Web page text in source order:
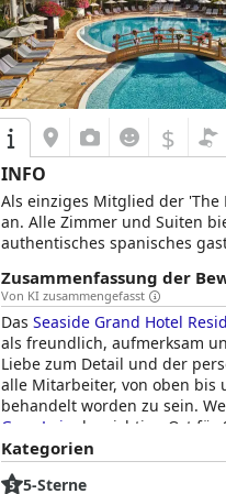
$
INFO
Als einziges Mitglied der 'The
an. Alle Zimmer und Suiten
authentisches spanisches
Zusammenfassung der
Von KI zusammengefasst
Das Seaside Grand Hotel
als freundlich, aufmerksam
Liebe zum Detail und der
alle Mitarbeiter, von oben bis
behandelt worden zu sein.
Gran Lujo
der richtige Ort für
Kategorien
5-Sterne